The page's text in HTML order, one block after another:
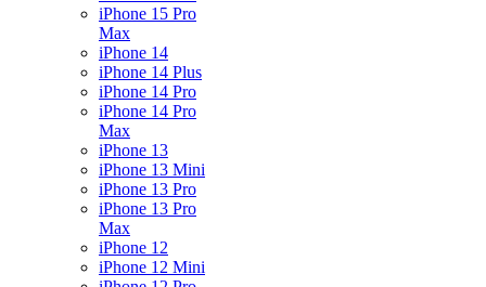
iPhone 15 Pro
Max
iPhone 14
iPhone 14 Plus
iPhone 14 Pro
iPhone 14 Pro
Max
iPhone 13
iPhone 13 Mini
iPhone 13 Pro
iPhone 13 Pro
Max
iPhone 12
iPhone 12 Mini